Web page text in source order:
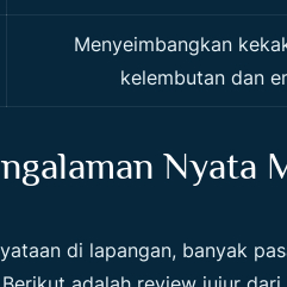
Menyeimbangkan
kelembutan dan
Nyata
di lapangan, banyak